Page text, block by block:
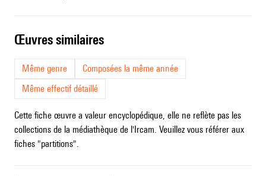
œuvres similaires
Même genre
Composées la même année
Même effectif détaillé
Cette fiche œuvre a valeur encyclopédique, elle ne reflète pas les
collections de la médiathèque de l'Ircam. Veuillez vous référer aux
fiches "partitions".